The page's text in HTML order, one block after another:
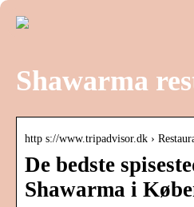
Shawarma
http s://www.tripadvisor.dk ›
De bedste
Shawarma i